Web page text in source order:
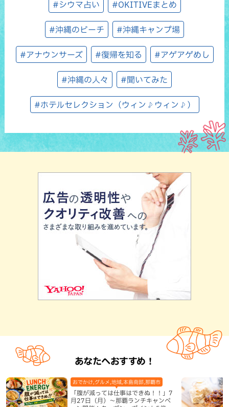
#シウマ占い #OKITIVEまとめ
#沖縄のビーチ #沖縄キャンプ場
#アナウンサーズ #復帰を知る #アゲアゲめし
#沖縄の人々 #聞いてみた
#ホテルセレクション（ウィン♪ウィン♪）
あなたへおすすめ！
「腹が減っては仕事はできぬ！！」7
月27日（月）〜那覇ランチキャンペ
おでかけ,グルメ,地域,本島南部,那覇市